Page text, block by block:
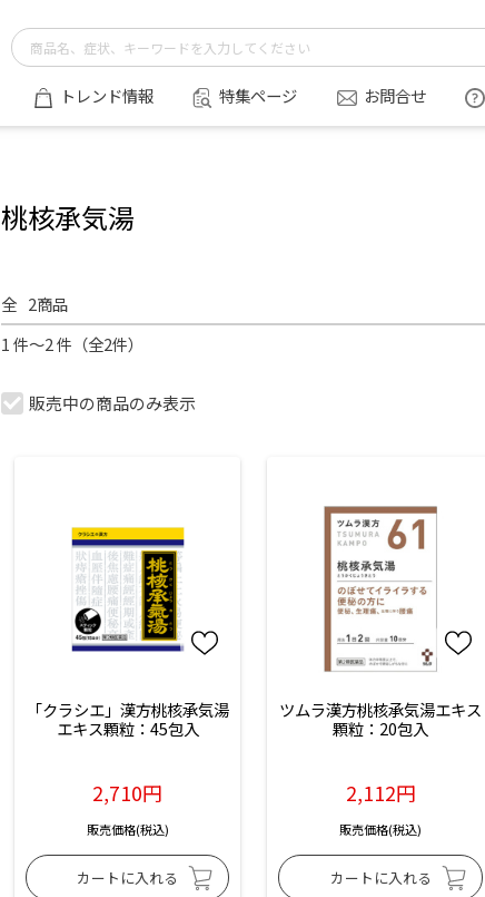
トレンド情報 特集ページ お問合せ
桃核承気湯
全 2商品
1 件～2 件（全2件）
販売中の商品のみ表示
「クラシエ」漢方桃核承気湯
エキス顆粒：45包入
2,710円
販売価格(税込)
ツムラ漢方桃核承気湯エキス
顆粒：20包入
2,112円
販売価格(税込)